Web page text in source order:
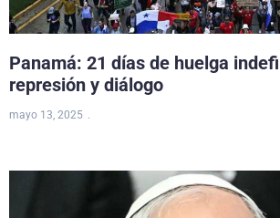
Panamá: 21 días de huelga
represión y diálogo
mayo 13, 2025